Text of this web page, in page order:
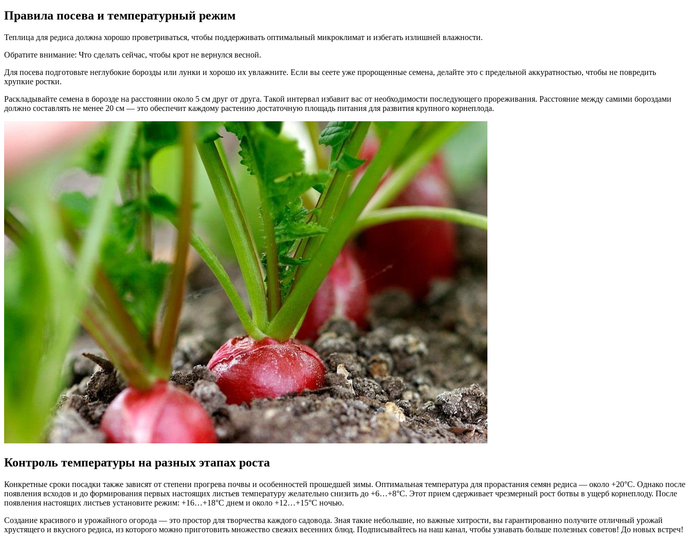
Правила посева и температурный режим
Теплица для редиса должна хорошо проветриваться, чтобы поддерживать оптимальный микроклимат и избегать излишней влажности.
Обратите внимание: Что сделать сейчас, чтобы крот не вернулся весной.
Для посева подготовьте неглубокие борозды или лунки и хорошо их увлажните. Если вы сеете уже пророщенные семена, делайте это с предельной аккуратностью, чтобы не повредить
хрупкие ростки.
Раскладывайте семена в борозде на расстоянии около 5 см друг от друга. Такой интервал избавит вас от необходимости последующего прореживания. Расстояние между самими бороздами
должно составлять не менее 20 см — это обеспечит каждому растению достаточную площадь питания для развития крупного корнеплода.
Контроль температуры на разных этапах роста
Конкретные сроки посадки также зависят от степени прогрева почвы и особенностей прошедшей зимы. Оптимальная температура для прорастания семян редиса — около +20°C. Однако после
появления всходов и до формирования первых настоящих листьев температуру желательно снизить до +6…+8°С. Этот прием сдерживает чрезмерный рост ботвы в ущерб корнеплоду. После
появления настоящих листьев установите режим: +16…+18°С днем и около +12…+15°С ночью.
Создание красивого и урожайного огорода — это простор для творчества каждого садовода. Зная такие небольшие, но важные хитрости, вы гарантированно получите отличный урожай
хрустящего и вкусного редиса, из которого можно приготовить множество свежих весенних блюд. Подписывайтесь на наш канал, чтобы узнавать больше полезных советов! До новых встреч!